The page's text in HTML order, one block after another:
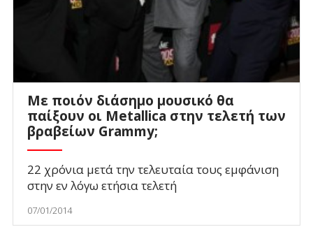
Με ποιόν διάσημο μουσικό θα
παίξουν οι Metallica στην τελετή των
βραβείων Grammy;
22 χρόνια μετά την τελευταία τους εμφάνιση
στην εν λόγω ετήσια τελετή
07/01/2014